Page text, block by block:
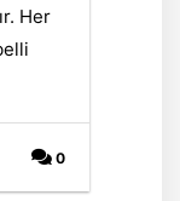
Her
0